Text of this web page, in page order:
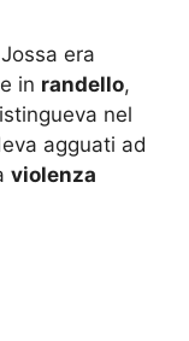
era
in randello,
nel
agguati ad
violenza